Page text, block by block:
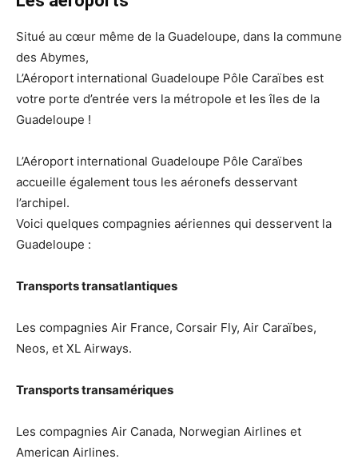
Situé au cœur même de la Guadeloupe, dans la commune
des Abymes,
L’Aéroport international Guadeloupe Pôle Caraïbes est
votre porte d’entrée vers la métropole et les îles de la
Guadeloupe !
L’Aéroport international Guadeloupe Pôle Caraïbes
accueille également tous les aéronefs desservant
l’archipel.
Voici quelques compagnies aériennes qui desservent la
Guadeloupe :
Transports transatlantiques
Les compagnies Air France, Corsair Fly, Air Caraïbes,
Neos, et XL Airways.
Transports transamériques
Les compagnies Air Canada, Norwegian Airlines et
American Airlines.